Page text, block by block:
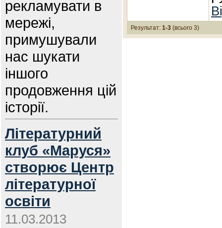
рекламувати в
мережі,
примушували
нас шукати
іншого
продовження цій
історії.
Літературний
клуб «Маруся»
створює Центр
літературної
освіти
11.03.2013
Результат: 1-3 (всього 3)